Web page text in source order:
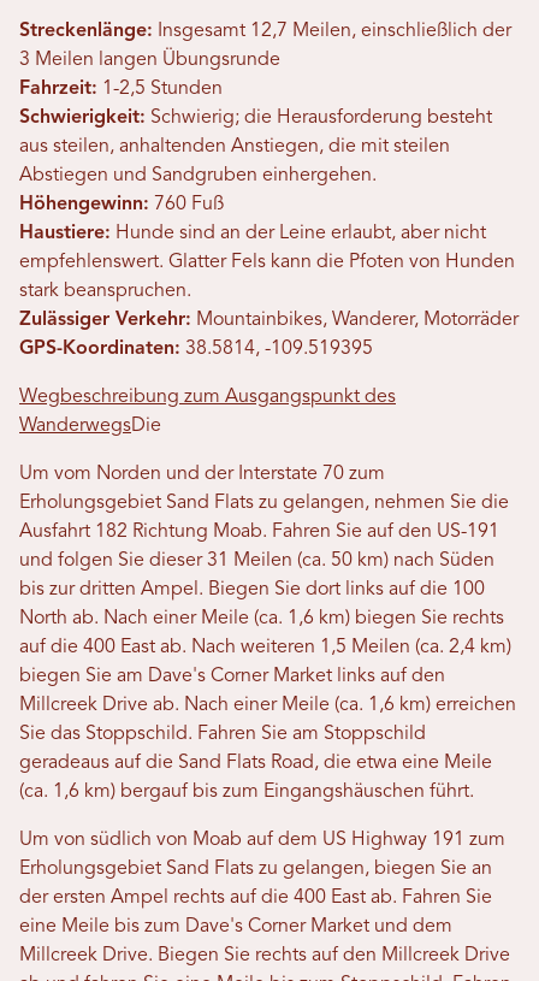
Streckenlänge: Insgesamt 12,7 Meilen, einschließlich der
3 Meilen langen Übungsrunde
Fahrzeit: 1-2,5 Stunden
Schwierigkeit: Schwierig; die Herausforderung besteht
aus steilen, anhaltenden Anstiegen, die mit steilen
Abstiegen und Sandgruben einhergehen.
Höhengewinn: 760 Fuß
Haustiere: Hunde sind an der Leine erlaubt, aber nicht
empfehlenswert. Glatter Fels kann die Pfoten von Hunden
stark beanspruchen.
Zulässiger Verkehr: Mountainbikes, Wanderer, Motorräder
GPS-Koordinaten: 38.5814, -109.519395
Wegbeschreibung zum Ausgangspunkt des
WanderwegsDie
Um vom Norden und der Interstate 70 zum
Erholungsgebiet Sand Flats zu gelangen, nehmen Sie die
Ausfahrt 182 Richtung Moab. Fahren Sie auf den US-191
und folgen Sie dieser 31 Meilen (ca. 50 km) nach Süden
bis zur dritten Ampel. Biegen Sie dort links auf die 100
North ab. Nach einer Meile (ca. 1,6 km) biegen Sie rechts
auf die 400 East ab. Nach weiteren 1,5 Meilen (ca. 2,4 km)
biegen Sie am Dave's Corner Market links auf den
Millcreek Drive ab. Nach einer Meile (ca. 1,6 km) erreichen
Sie das Stoppschild. Fahren Sie am Stoppschild
geradeaus auf die Sand Flats Road, die etwa eine Meile
(ca. 1,6 km) bergauf bis zum Eingangshäuschen führt.
Um von südlich von Moab auf dem US Highway 191 zum
Erholungsgebiet Sand Flats zu gelangen, biegen Sie an
der ersten Ampel rechts auf die 400 East ab. Fahren Sie
eine Meile bis zum Dave's Corner Market und dem
Millcreek Drive. Biegen Sie rechts auf den Millcreek Drive